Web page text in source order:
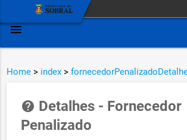
menu
Home > index >
help Detalhes - Fornecedor
Penalizado